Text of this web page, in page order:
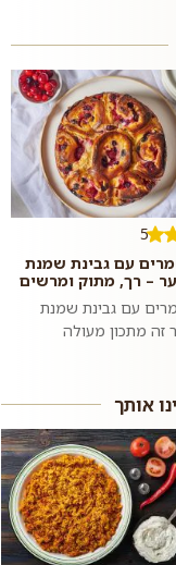
5
עם גבינת שמנת
– רך, מתוק ומרשים
עם גבינת שמנת
זה מתכון מעולה
עם תוספת פירות
ה...אותך